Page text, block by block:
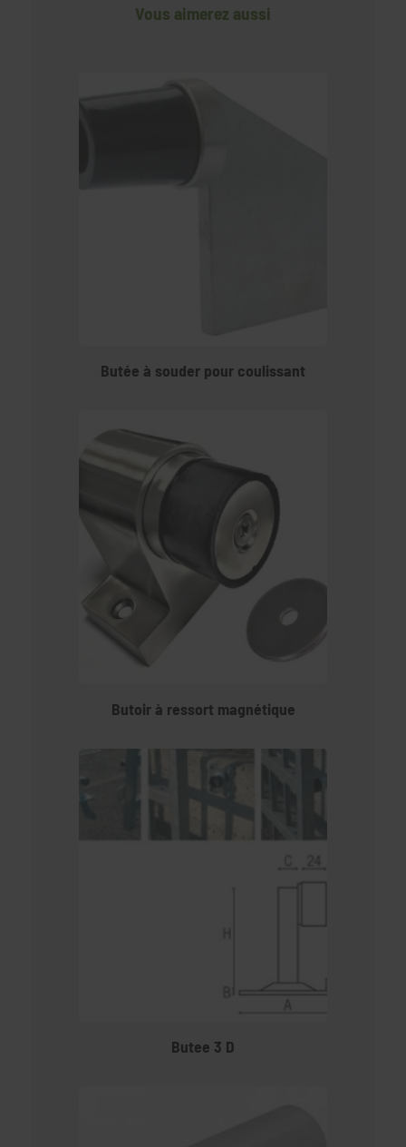
Vous aimerez aussi
Butée à souder pour coulissant
Butoir à ressort magnétique
Butee 3 D